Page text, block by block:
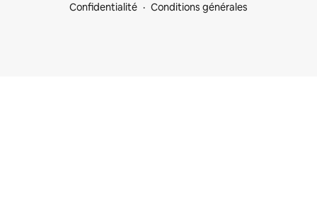
Confidentialité
Conditions générales